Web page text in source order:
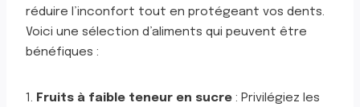
réduire l’inconfort tout en protégeant vos dents.
Voici une sélection d’aliments qui peuvent être
bénéfiques :
1. Fruits à faible teneur en sucre : Privilégiez les